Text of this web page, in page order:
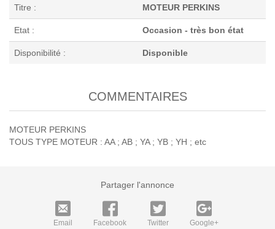
Titre : MOTEUR PERKINS
Etat : Occasion - très bon état
Disponibilité : Disponible
COMMENTAIRES
MOTEUR PERKINS
TOUS TYPE MOTEUR : AA ; AB ; YA ; YB ; YH ; etc
Partager l'annonce
Email Facebook Twitter Google+